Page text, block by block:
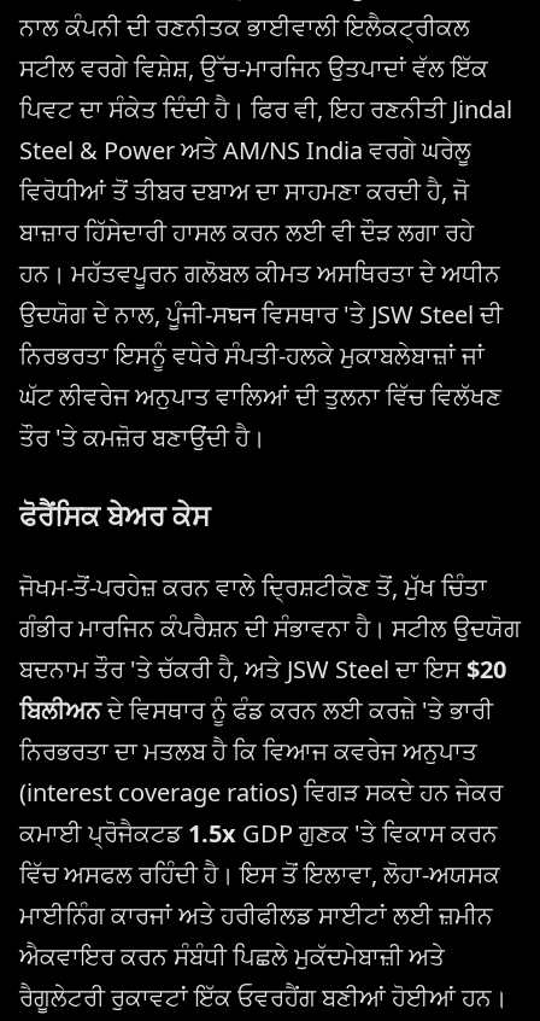
ਨਾਲ ਕੰਪਨੀ ਦੀ ਰਣਨੀਤਕ ਭਾਈਵਾਲੀ ਇਲੈਕਟ੍ਰੀਕਲ
ਸਟੀਲ ਵਰਗੇ ਵਿਸ਼ੇਸ਼, ਉੱਚ-ਮਾਰਜਿਨ ਉਤਪਾਦਾਂ ਵੱਲ ਇੱਕ
ਪਿਵਟ ਦਾ ਸੰਕੇਤ ਦਿੰਦੀ ਹੈ। ਫਿਰ ਵੀ, ਇਹ ਰਣਨੀਤੀ Jindal
Steel & Power ਅਤੇ AM/NS India ਵਰਗੇ ਘਰੇਲੂ
ਵਿਰੋਧੀਆਂ ਤੋਂ ਤੀਬਰ ਦਬਾਅ ਦਾ ਸਾਹਮਣਾ ਕਰਦੀ ਹੈ, ਜੋ
ਬਾਜ਼ਾਰ ਹਿੱਸੇਦਾਰੀ ਹਾਸਲ ਕਰਨ ਲਈ ਵੀ ਦੌੜ ਲਗਾ ਰਹੇ
ਹਨ। ਮਹੱਤਵਪੂਰਨ ਗਲੋਬਲ ਕੀਮਤ ਅਸਥਿਰਤਾ ਦੇ ਅਧੀਨ
ਉਦਯੋਗ ਦੇ ਨਾਲ, ਪੂੰਜੀ-ਸघन ਵਿਸਥਾਰ 'ਤੇ JSW Steel ਦੀ
ਨਿਰਭਰਤਾ ਇਸਨੂੰ ਵਧੇਰੇ ਸੰਪਤੀ-ਹਲਕੇ ਮੁਕਾਬਲੇਬਾਜ਼ਾਂ ਜਾਂ
ਘੱਟ ਲੀਵਰੇਜ ਅਨੁਪਾਤ ਵਾਲਿਆਂ ਦੀ ਤੁਲਨਾ ਵਿੱਚ ਵਿਲੱਖਣ
ਤੌਰ 'ਤੇ ਕਮਜ਼ੋਰ ਬਣਾਉਂਦੀ ਹੈ।
ਫੋਰੈਂਸਿਕ ਬੇਅਰ ਕੇਸ
ਜੋਖਮ-ਤੋਂ-ਪਰਹੇਜ਼ ਕਰਨ ਵਾਲੇ ਦ੍ਰਿਸ਼ਟੀਕੋਣ ਤੋਂ, ਮੁੱਖ ਚਿੰਤਾ
ਗੰਭੀਰ ਮਾਰਜਿਨ ਕੰਪਰੈਸ਼ਨ ਦੀ ਸੰਭਾਵਨਾ ਹੈ। ਸਟੀਲ ਉਦਯੋਗ
ਬਦਨਾਮ ਤੌਰ 'ਤੇ ਚੱਕਰੀ ਹੈ, ਅਤੇ JSW Steel ਦਾ ਇਸ$20
ਬਿਲੀਅਨਦੇ ਵਿਸਥਾਰ ਨੂੰ ਫੰਡ ਕਰਨ ਲਈ ਕਰਜ਼ੇ 'ਤੇ ਭਾਰੀ
ਨਿਰਭਰਤਾ ਦਾ ਮਤਲਬ ਹੈ ਕਿ ਵਿਆਜ ਕਵਰੇਜ ਅਨੁਪਾਤ
(interest coverage ratios) ਵਿਗੜ ਸਕਦੇ ਹਨ ਜੇਕਰ
ਕਮਾਈ ਪ੍ਰੋਜੈਕਟਡ1.5x GDP ਗੁਣਕ 'ਤੇ ਵਿਕਾਸ ਕਰਨ
ਵਿੱਚ ਅਸਫਲ ਰਹਿੰਦੀ ਹੈ। ਇਸ ਤੋਂ ਇਲਾਵਾ, ਲੋਹਾ-ਅਯਸਕ
ਮਾਈਨਿੰਗ ਕਾਰਜਾਂ ਅਤੇ ਹਰੀਫੀਲਡ ਸਾਈਟਾਂ ਲਈ ਜ਼ਮੀਨ
ਐਕਵਾਇਰ ਕਰਨ ਸੰਬੰਧੀ ਪਿਛਲੇ ਮੁਕੱਦਮੇਬਾਜ਼ੀ ਅਤੇ
ਰੈਗੂਲੇਟਰੀ ਰੁਕਾਵਟਾਂ ਇੱਕ ਓਵਰਹੈਂਗ ਬਣੀਆਂ ਹੋਈਆਂ ਹਨ।